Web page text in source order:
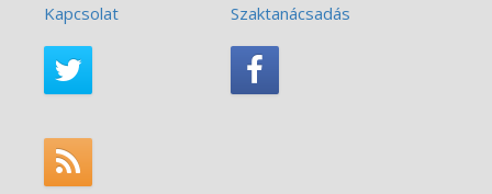
Kapcsolat
Szaktanácsadás